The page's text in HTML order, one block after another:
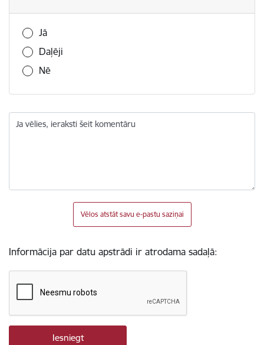
Vai šī informācija bija noderīga?
Jā
Daļēji
Nē
Ja vēlies, ieraksti šeit komentāru
Vēlos atstāt savu e-pastu saziņai
Informācija par datu apstrādi ir atrodama sadaļā: